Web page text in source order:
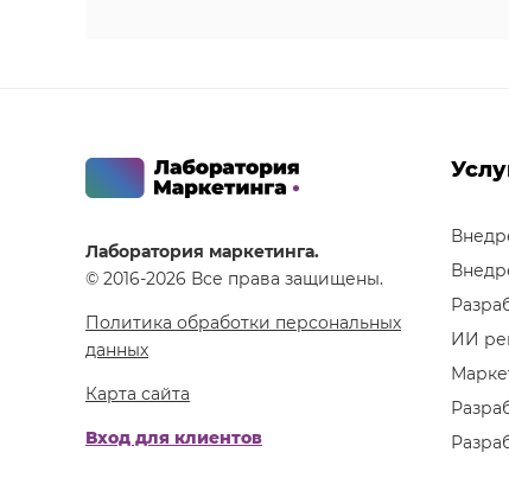
Лаборатория маркетинга.
© 2016-2026 Все права защищены.
Политика обработки персональных
данных
Карта сайта
Вход для клиентов
ИИ